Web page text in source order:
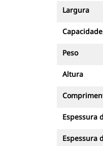
Largura
Capacidade
Peso
Altura
Espessura
Espessura